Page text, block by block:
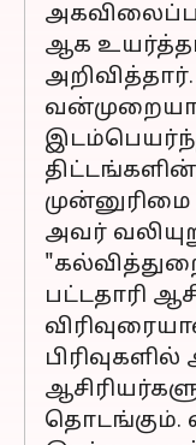
ஆக
அறிவித்தார்.
முன்னுரிமை
அவர்
பட்டதாரி
தொடங்கும்.